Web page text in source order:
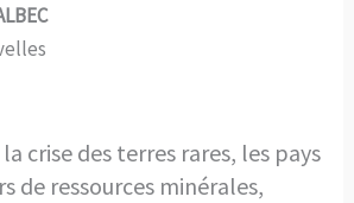
crise des terres rares, les pays
de ressources minérales,